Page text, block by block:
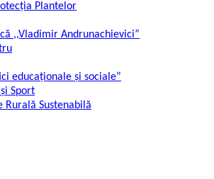
Plantelor
,,Vladimir Andrunachievici”
educaționale și sociale”
Sport
Sustenabilă